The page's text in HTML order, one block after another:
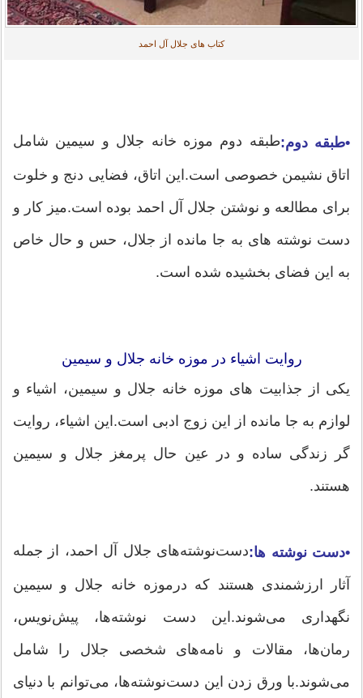
کتاب های جلال آل احمد
•طبقه دوم:طبقه دوم موزه خانه جلال و سیمین شامل
اتاق نشیمن خصوصی است.این اتاق، فضایی دنج و خلوت
برای مطالعه و نوشتن جلال آل احمد بوده است.میز کار و
دست نوشته های به جا مانده از جلال، حس و حال خاص
به این فضای بخشیده شده است.
روایت اشیاء در موزه خانه جلال و سیمین
یکی از جذابیت های موزه خانه جلال و سیمین، اشیاء و
لوازم به جا مانده از این زوج ادبی است.این اشیاء، روایت
گر زندگی ساده و در عین حال پرمغز جلال و سیمین
هستند.
•دست نوشته ها:دست‌نوشته‌های جلال آل احمد، از جمله
آثار ارزشمندی هستند که درموزه خانه جلال و سیمین
نگهداری می‌شوند.این دست نوشته‌ها، پیش‌نویس،
رمان‌ها، مقالات و نامه‌های شخصی جلال را شامل
می‌شوند.با ورق زدن این دست‌نوشته‌ها، می‌توانم با دنیای